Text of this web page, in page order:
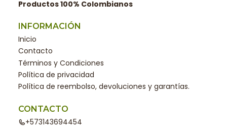
Productos 100% Colombianos
INFORMACIÓN
Inicio
Contacto
Términos y Condiciones
Política de privacidad
Política de reembolso, devoluciones y garantías.
CONTACTO
+573143694454